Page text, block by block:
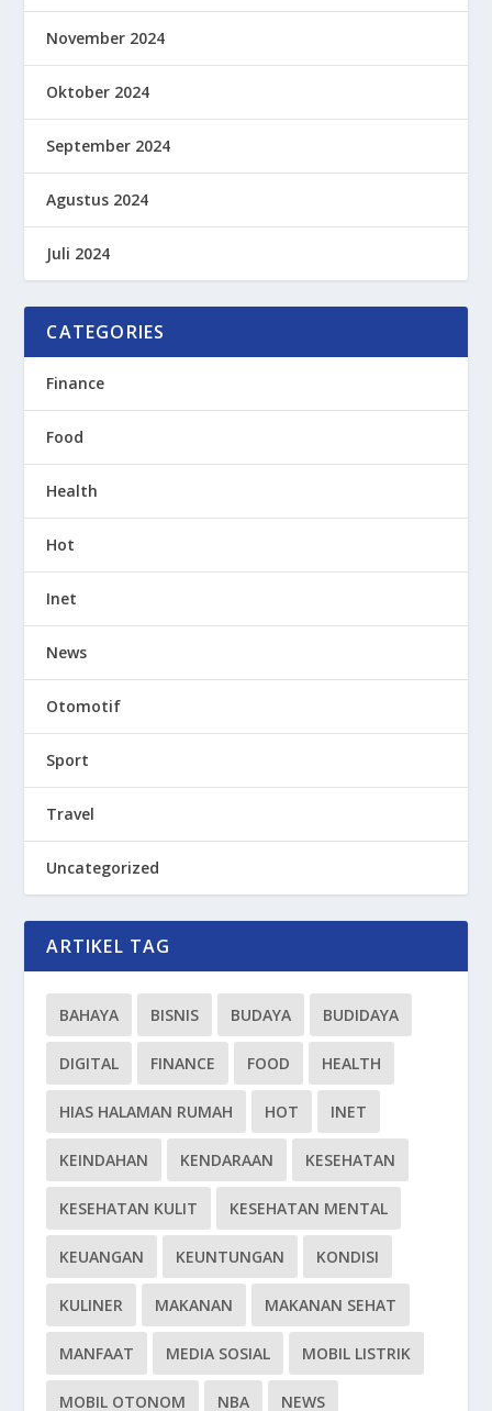
November 2024
Oktober 2024
September 2024
Agustus 2024
Juli 2024
CATEGORIES
Finance
Food
Health
Hot
Inet
News
Otomotif
Sport
Travel
Uncategorized
ARTIKEL TAG
BAHAYA BISNIS BUDAYA BUDIDAYA
DIGITAL FINANCE FOOD HEALTH
HIAS HALAMAN RUMAH HOT INET
KEINDAHAN KENDARAAN KESEHATAN
KESEHATAN KULIT KESEHATAN MENTAL
KEUANGAN KEUNTUNGAN KONDISI
KULINER MAKANAN MAKANAN SEHAT
MANFAAT MEDIA SOSIAL MOBIL LISTRIK
MOBIL OTONOM NBA NEWS